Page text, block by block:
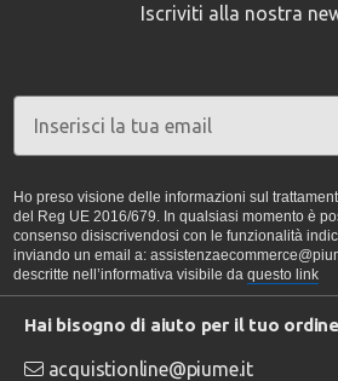
Iscriviti alla nostra
Ho preso visione delle informazioni sul
del Reg UE 2016/679. In qualsiasi momento è
consenso disiscrivendosi con le funzionalità
inviando un email a:
descritte nell’informativa visibile da questo link
Hai bisogno di aiuto per il tuo
acquistionline@piume.it